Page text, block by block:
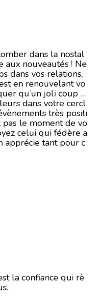
dans la nostal
aux nouveautés ! Ne
dans vos relations,
en renouvelant vo
qu’un joli coup d
dans votre cercl
très positi
pas le moment de vo
celui qui fédère a
apprécie tant pour c
la confiance qui rè